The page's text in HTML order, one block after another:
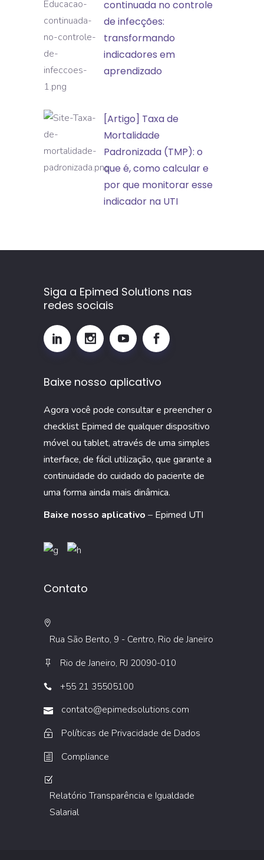
incidentes
e
eventos
adversos
Educação
continuada
no
controle
de
infecções:
indicadores
em
aprendizado
continuada no controle
de infecções:
transformando
indicadores em
aprendizado
[Artigo]
Taxa
de
Mortalidade
é,
e
que
monitorar
indicador
UTI
[Artigo] Taxa de
Mortalidade
Padronizada (TMP): o
que é, como calcular e
por que monitorar esse
indicador na UTI
Siga a Epimed Solutions nas
redes sociais
Baixe nosso aplicativo
Agora você pode consultar e preencher o
checklist Epimed de qualquer dispositivo
móvel ou tablet, através de uma simples
interface, de fácil utilização, que garante a
continuidade do cuidado do paciente de
uma forma ainda mais dinâmica.
Baixe nosso aplicativo – Epimed UTI
Contato
Rua São Bento, 9 - Centro, Rio de Janeiro
Rio de Janeiro, RJ 20090-010
+55 21 35505100
contato@epimedsolutions.com
Políticas de Privacidade de Dados
Compliance
Relatório Transparência e Igualdade
Salarial